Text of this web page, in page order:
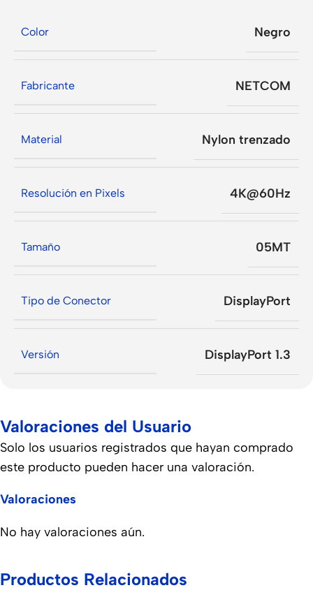
Color Negro
Fabricante NETCOM
Material Nylon trenzado
Resolución en Pixels 4K@60Hz
Tamaño 05MT
Tipo de Conector DisplayPort
Versión DisplayPort 1.3
Valoraciones del Usuario
Valoraciones
No hay valoraciones aún.
Solo los usuarios registrados que hayan comprado
este producto pueden hacer una valoración.
Productos Relacionados